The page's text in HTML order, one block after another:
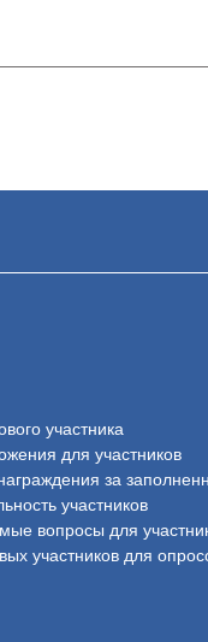
участника
для участников
за
участников
вопросы для
участников для